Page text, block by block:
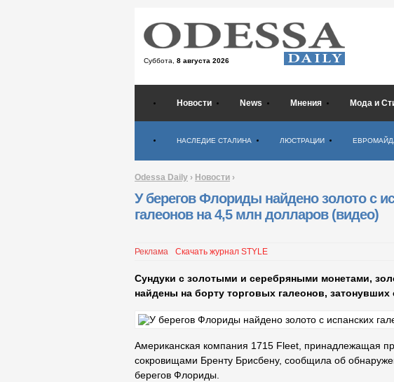
Суббота, 8 августа 2026
Новости News Мнения Мода и
НАСЛЕДИЕ СТАЛИНА ЛЮСТРАЦИИ
Odessa Daily › Новости ›
У берегов Флориды найдено золото с
галеонов на 4,5 млн долларов (видео)
Реклама Скачать журнал STYLE
Сундуки с золотыми и серебряными монетами,
найдены на борту торговых галеонов, затонувших
Американская компания 1715 Fleet, принадлежащая
сокровищами Бренту Брисбену, сообщила об
берегов Флориды.